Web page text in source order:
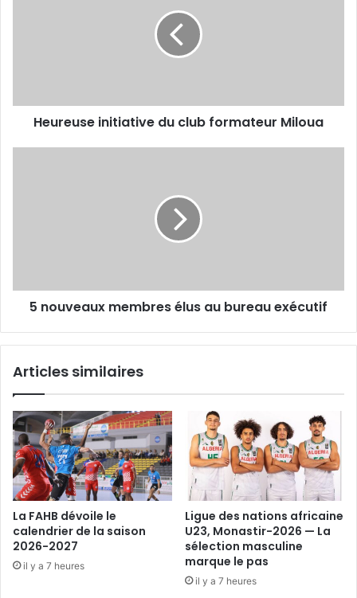
Heureuse initiative du club formateur Miloua
5 nouveaux membres élus au bureau exécutif
Articles similaires
La FAHB dévoile le
calendrier de la saison
2026-2027
il y a 7 heures
Ligue des nations africaine
U23, Monastir-2026 — La
sélection masculine
marque le pas
il y a 7 heures